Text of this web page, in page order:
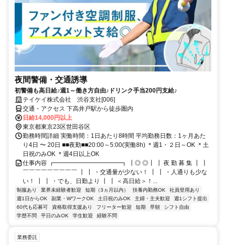
夜間警備・交通誘導
初警備も高日給♪週1～働き方自由♪ドリンク手当200円支給♪
テイケイ株式会社 渋谷支社[006]
交通・アクセス 下高井戸駅から徒歩圏内
日給14,000円以上
東京都東京23区世田谷区
勤務時間詳細 実働時間：1日あたり8時間 平均勤務日数：1ヶ月あた
り4日 〜 20日 ■■夜勤■■20:00～5:00(実働8h) ＊週1・２日～OK ＊土
日祝のみOK ＊週4日以上OK
仕事内容 ┏━━━━━━━━━━━┓ ┃◎ ◎┃ ┃ 夜 勤 募 集 ┃ ┃
￣￣￣￣￣￣￣￣￣ ┃ ┃ ・交通量が少ない！ ┃ ┃ ・人通りも少な
い！ ┃ ┃ ・でも、日勤より ┃ ┃ ＜高日給＞！...
制服あり 業界未経験者歓迎 短期（3ヵ月以内） 扶養内勤務OK
社員登用あり
週1日からOK
副業・WワークOK 土日祝のみOK 主婦・主夫歓迎
週1シフト提出
60代も応募可
資格取得支援あり フリーター歓迎 短期 早朝
シフト自由
学歴不問
平日のみOK 学生歓迎 経験不問
業務委託